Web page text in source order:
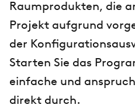
Raumprodukten, die
Projekt aufgrund
der
Starten Sie das
einfache und
direkt durch.